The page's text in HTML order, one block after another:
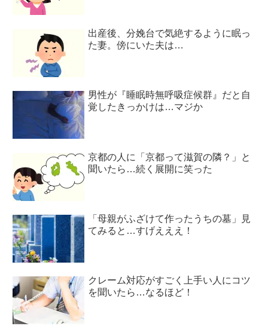
出産後、分娩台で気絶するように眠っ
た妻。傍にいた夫は…
男性が『睡眠時無呼吸症候群』だと自
覚したきっかけは…マジか
京都の人に「京都って滋賀の隣？」と
聞いたら…続く展開に笑った
「母親がふざけて作ったうちの墓」見
てみると…すげえええ！
クレーム対応がすごく上手い人にコツ
を聞いたら…なるほど！